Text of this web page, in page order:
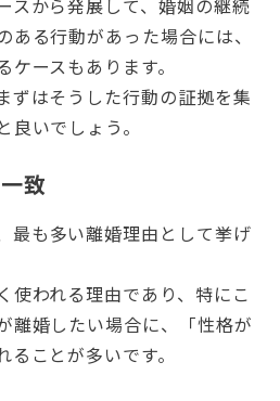
スから発展して、婚姻の継続
る行動があった場合には、
ースもあります。
ずはそうした行動の証拠を集
いでしょう。
致
最も多い離婚理由として挙げ
使われる理由であり、特にこ
離婚したい場合に、「性格が
ことが多いです。